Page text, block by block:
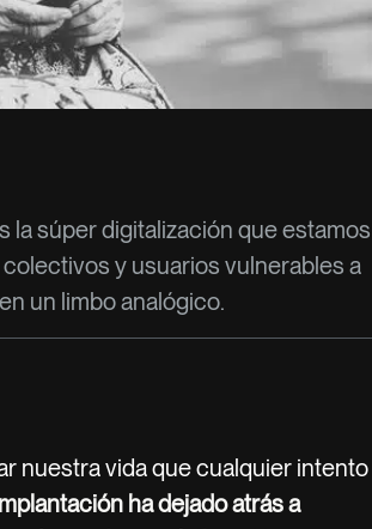
la súper digitalización que estamos
y usuarios vulnerables a
un limbo analógico.
nuestra vida que cualquier intento
ha dejado atrás a